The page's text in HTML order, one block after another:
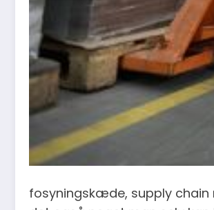
fosyningskæde, supply chain